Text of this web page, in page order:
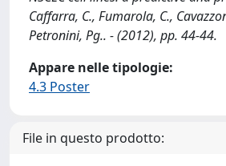
Caffarra, C., Fumarola, C.,
Petronini, Pg.. - (2012), pp. 44-44.
Appare nelle tipologie:
4.3 Poster
File in questo prodotto: